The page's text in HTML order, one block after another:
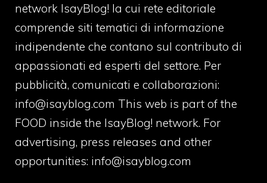
network IsayBlog! la cui rete editoriale
comprende siti tematici di informazione
indipendente che contano sul contributo di
appassionati ed esperti del settore. Per
pubblicità, comunicati e collaborazioni:
info@isayblog.com This web is part of the
FOOD inside the IsayBlog! network. For
advertising, press releases and other
opportunities: info@isayblog.com